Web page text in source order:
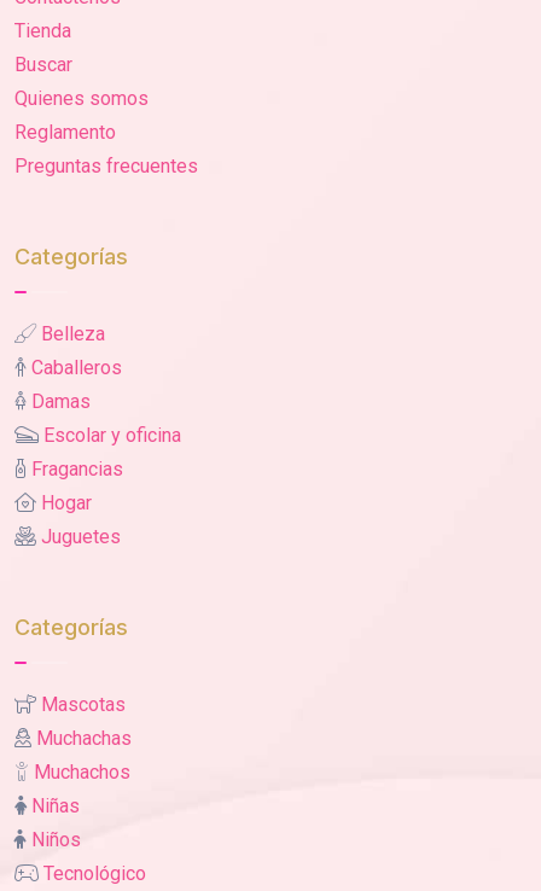
Tienda
Buscar
Quienes somos
Reglamento
Preguntas frecuentes
Categorías
Belleza
Caballeros
Damas
Escolar y oficina
Fragancias
Hogar
Juguetes
Categorías
Mascotas
Muchachas
Muchachos
Niñas
Niños
Tecnológico